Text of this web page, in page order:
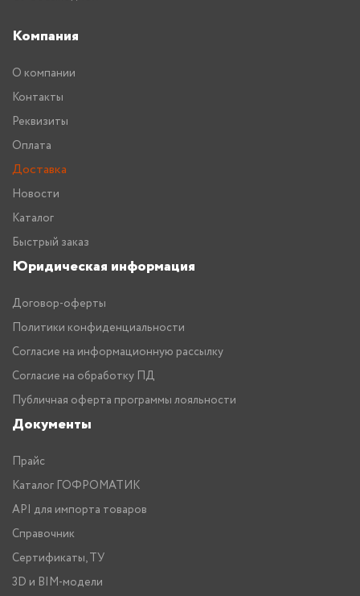
Компания
О компании
Контакты
Реквизиты
Оплата
Доставка
Новости
Каталог
Быстрый заказ
Юридическая информация
Договор-оферты
Политики конфиденциальности
Согласие на информационную рассылку
Согласие на обработку ПД
Публичная оферта программы лояльности
Документы
Прайс
Каталог ГОФРОМАТИК
API для импорта товаров
Справочник
Сертификаты, ТУ
3D и BIM-модели